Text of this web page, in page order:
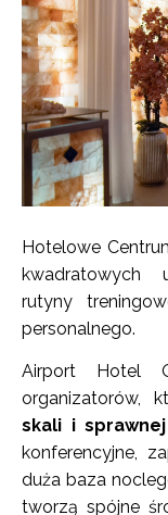
Hotelowe
kwadratowych
rutyny
personalnego.
Airport Hotel
organizatorów,
skali i
konferencyjne,
duża baza
tworzą spójne